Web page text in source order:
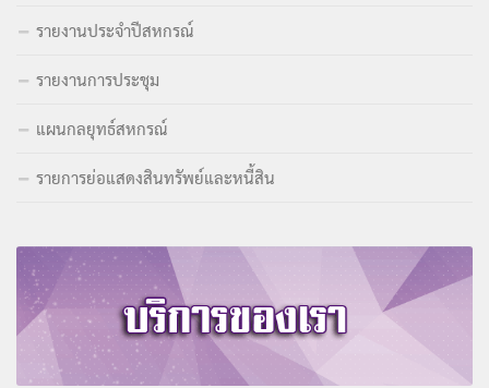
รายงานประจำปีสหกรณ์
รายงานการประชุม
แผนกลยุทธ์สหกรณ์
รายการย่อแสดงสินทรัพย์และหนี้สิน